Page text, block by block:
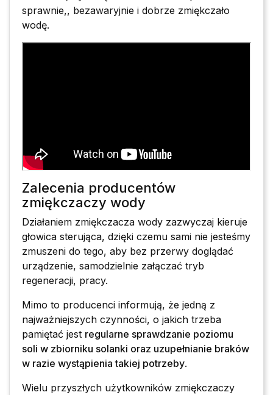
sprawnie,, bezawaryjnie i dobrze zmiękczało
wodę.
Zalecenia producentów
zmiękczaczy wody
Działaniem zmiękczacza wody zazwyczaj kieruje
głowica sterująca, dzięki czemu sami nie jesteśmy
zmuszeni do tego, aby bez przerwy doglądać
urządzenie, samodzielnie załączać tryb
regeneracji, pracy.
Mimo to producenci informują, że jedną z
najważniejszych czynności, o jakich trzeba
pamiętać jest regularne sprawdzanie poziomu
soli w zbiorniku solanki oraz uzupełnianie braków
w razie wystąpienia takiej potrzeby.
Wielu przyszłych użytkowników zmiękczaczy